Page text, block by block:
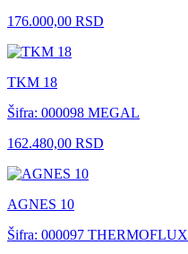
176.000,00 RSD
TKM 18
Šifra: 000098 MEGAL
162.480,00 RSD
AGNES 10
Šifra: 000097 THERMOFLUX